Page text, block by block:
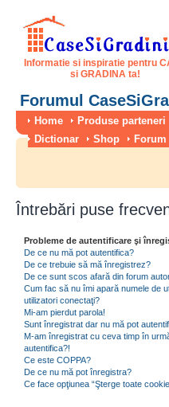
Informatie si inspiratie pentru
si GRADINA ta!
Forumul
Home Produse parteneri
Dictionar
Shop Forum
Întrebări puse
Probleme de autentificare şi
De ce nu mă pot autentifica?
De ce trebuie să mă înregistrez?
De ce sunt scos afară din forum
Cum fac să nu îmi apară numele de
utilizatori conectaţi?
Mi-am pierdut parola!
Sunt înregistrat dar nu mă pot
M-am înregistrat cu ceva timp în
autentifica?!
Ce este COPPA?
De ce nu mă pot înregistra?
Ce face opţiunea “Şterge toate